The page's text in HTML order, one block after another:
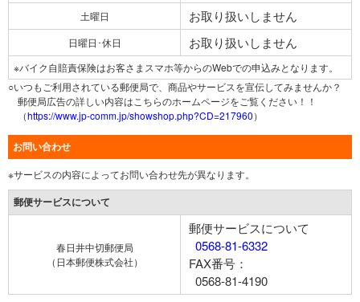
土曜日 お取り扱いしません
日曜日･休日 お取り扱いしません
※バイク自賠責保険はお客さまスマホ等からのWebでの申込みとなります。
○いつもご利用されている郵便局で、商品やサービスを宣伝してみませんか？
郵便局広告の詳しい内容はこちらのホームページをご覧ください！！
（https://www.jp-comm.jp/showshop.php?CD=217960）
お問い合わせ
※サービスの内容によってお問い合わせ先が異なります。
郵便サービスについて
春日井中切郵便局
（日本郵便株式会社）
郵便サービスについて
0568-81-6332
FAX番号：
0568-81-4190